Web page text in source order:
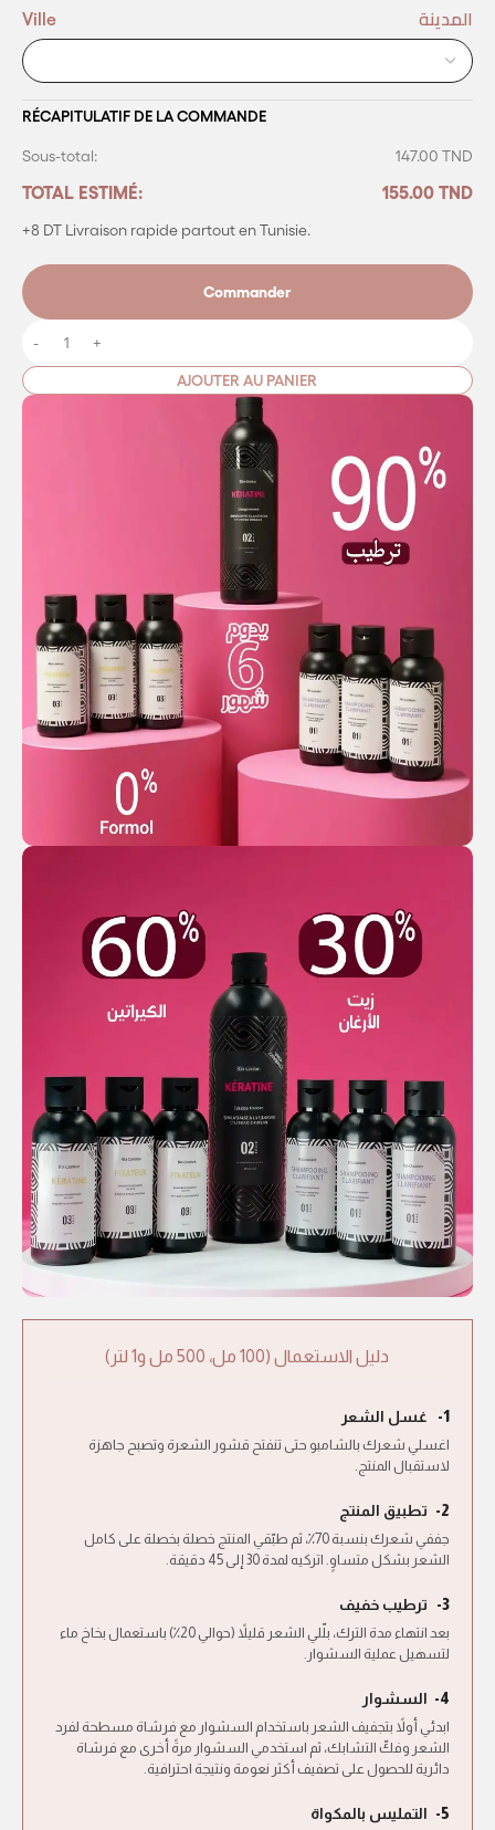
Ville المدينة
RÉCAPITULATIF DE LA COMMANDE
Sous-total: 147.00 TND
TOTAL ESTIMÉ: 155.00 TND
+8 DT Livraison rapide partout en Tunisie.
Commander
AJOUTER AU PANIER
دليل الاستعمال (100 مل، 500 مل و1 لتر)
1- غسل الشعر
اغسلي شعرك بالشامبو حتى تنفتح قشور الشعرة وتصبح جاهزة
لاستقبال المنتج.
2- تطبيق المنتج
جففي شعرك بنسبة 70٪، ثم طبّقي المنتج خصلة بخصلة على كامل
الشعر بشكل متساوٍ. اتركيه لمدة 30 إلى 45 دقيقة.
3- ترطيب خفيف
بعد انتهاء مدة الترك، بلّلي الشعر قليلاً (حوالي 20٪) باستعمال بخاخ ماء
لتسهيل عملية السشوار.
4- السشوار
ابدئي أولاً بتجفيف الشعر باستخدام السشوار مع فرشاة مسطحة لفرد
الشعر وفكّ التشابك، ثم استخدمي السشوار مرةً أخرى مع فرشاة
دائرية للحصول على تصفيف أكثر نعومة ونتيجة احترافية.
5- التمليس بالمكواة